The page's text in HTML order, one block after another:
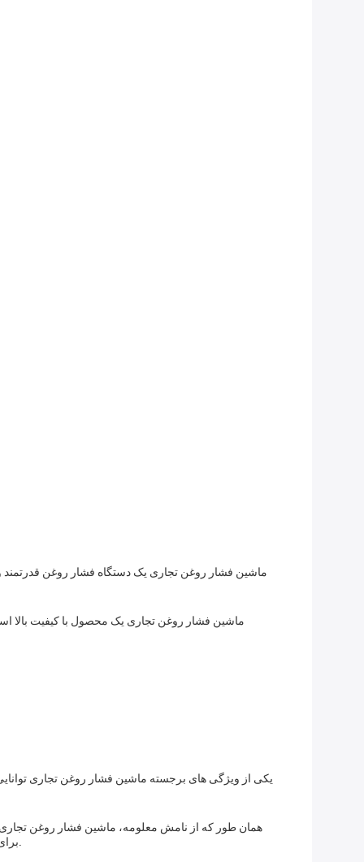
ماشین فشار روغن تجاری یک دستگاه فشار روغن قدرتمند
ماشین فشار روغن تجاری یک محصول با کیفیت بالا
یکی از ویژگی های برجسته ماشین فشار روغن تجاری
همان طور که از نامش معلومه، ماشین فشار روغن تجاری